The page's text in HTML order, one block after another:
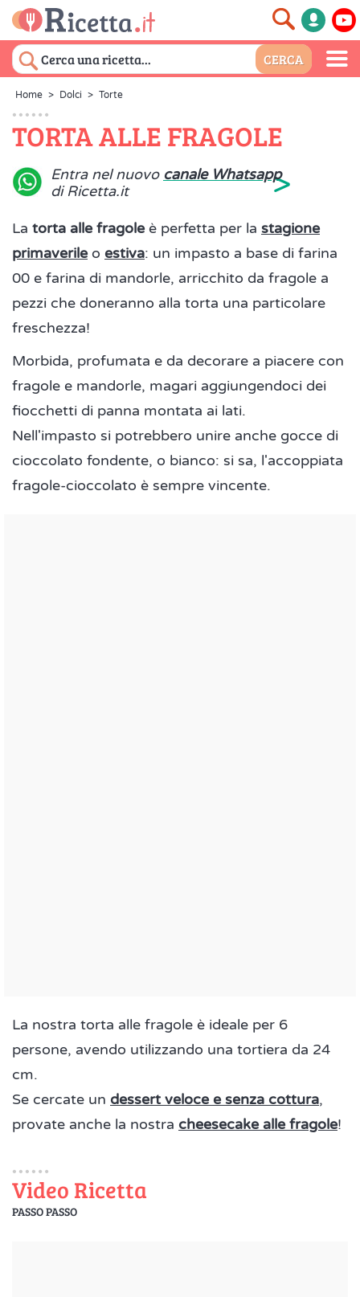
Home > Dolci > Torte
TORTA ALLE FRAGOLE
Entra nel nuovo canale Whatsapp
di Ricetta.it
>
La torta alle fragoleè perfetta per la stagione
primaverileo estiva: un impasto a base di farina
00 e farina di mandorle, arricchito da fragole a
pezzi che doneranno alla torta una particolare
freschezza!
Morbida, profumata e da decorare a piacere con
fragole e mandorle, magari aggiungendoci dei
fiocchetti di panna montata ai lati.
Nell'impasto si potrebbero unire anche gocce di
cioccolato fondente, o bianco: si sa, l'accoppiata
fragole-cioccolato è sempre vincente.
La nostra torta alle fragole è ideale per 6
persone, avendo utilizzando una tortiera da 24
cm.
Se cercate un dessert veloce e senza cottura,
provate anche la nostra cheesecake alle fragole!
Video Ricetta
PASSO PASSO